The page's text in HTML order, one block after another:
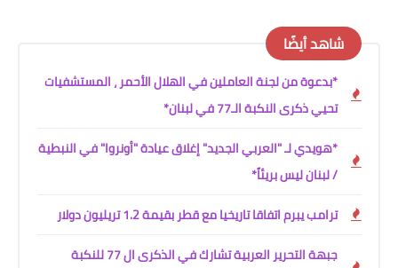
شاهد أيضًا
*بدعوة من لجنة العاملين في الهلال الأحمر ، المستشفيات
تحيي ذكرى النكبة الـ77 في لبنان*
*هويدي لـ "العربي الجديد" إغلاق عيادة "أونروا" في النبطية
/ لبنان ليس بريئاً*
ترامب يبرم اتفاقا تاريخيا مع قطر بقيمة 1.2 تريليون دولار
جبهة التحرير العربية تشارك في الذكرى ال 77 للنكبة